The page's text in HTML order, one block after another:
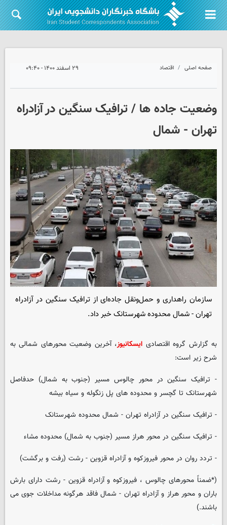
صفحه اصلی اقتصاد ۲۹ اسفند ۱۴۰۰ - ۰۹:۴۰
وضعیت جاده ها / ترافیک سنگین در آزادراه
تهران - شمال
سازمان راهداری و حمل‌ونقل جاده‌ای از ترافیک سنگین در آزادراه
تهران - شمال محدوده شهرستانک خبر داد.
به گزارش گروه اقتصادی ایسکانیوز، آخرین وضعیت محورهای شمالی به
شرح زیر است:
- ترافیک سنگین در محور چالوس مسیر (جنوب به شمال) حدفاصل
شهرستانک تا گچسر و محدوده های پل زنگوله و سیاه بیشه
- ترافیک سنگین در آزادراه تهران - شمال محدوده شهرستانک
- ترافیک سنگین در محور هراز مسیر (جنوب به شمال) محدوده مشاء
- تردد روان در محور فیروزکوه و آزادراه قزوین - رشت (رفت و برگشت)
(*ضمناً محورهای چالوس ، فیروزکوه و آزادراه قزوین - رشت دارای بارش
باران و محور هراز و آزادراه تهران - شمال فاقد هرگونه مداخلات جوی می
باشند.)